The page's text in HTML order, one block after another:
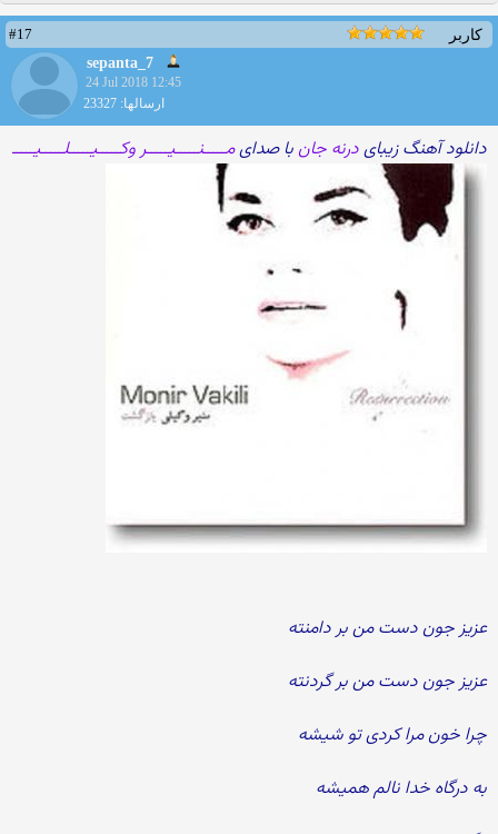
کاربر
#17
sepanta_7
24 Jul 2018 12:45
ارسالها: 23327
دانلود آهنگ زیبایدرنه جان با صدایمـــــنـــــیـــــر وکـــــیـــــلـــــیـــــ
عزیز جون دست من بر دامنته
عزیز جون دست من بر گردنته
چرا خون مرا کردی تو شیشه
به درگاه خدا نالم همیشه